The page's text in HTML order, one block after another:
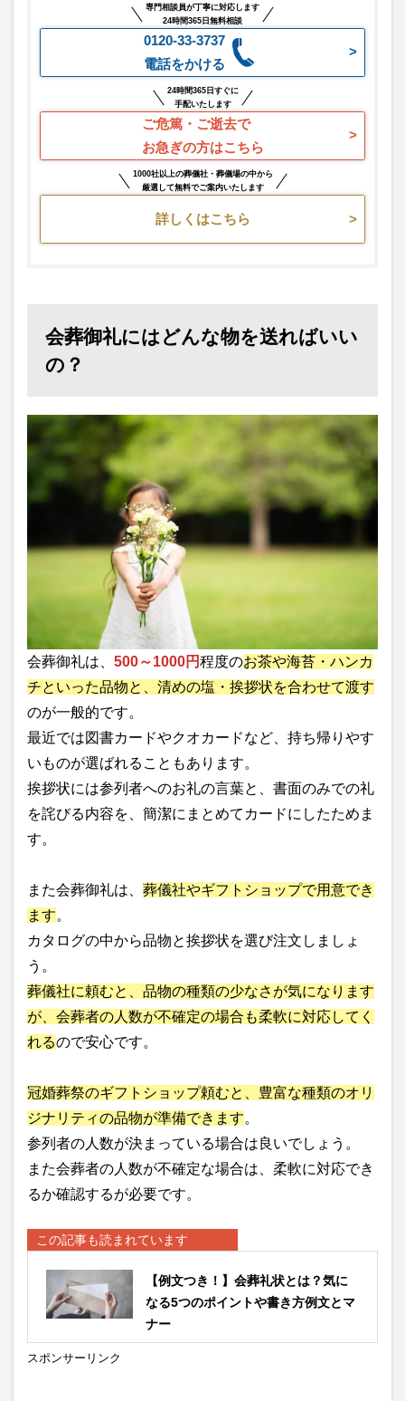
専門相談員が丁寧に対応します
24時間365日無料相談
0120-33-3737
電話をかける
24時間365日すぐに
手配いたします
ご危篤・ご逝去で
お急ぎの方はこちら
1000社以上の葬儀社・葬儀場の中から
厳選して無料でご案内いたします
詳しくはこちら
会葬御礼にはどんな物を送ればいい
の？
会葬御礼は、 500～1000円程度のお茶や海苔・ハンカ
チといった品物と、清めの塩・挨拶状を合わせて渡す
のが一般的です。
最近では図書カードやクオカードなど、持ち帰りやす
いものが選ばれることもあります。
挨拶状には参列者へのお礼の言葉と、書面のみでの礼
を詫びる内容を、簡潔にまとめてカードにしたためま
す。
また会葬御礼は、 葬儀社やギフトショップで用意でき
ます。
カタログの中から品物と挨拶状を選び注文しましょ
う。
葬儀社に頼むと、品物の種類の少なさが気になります
が、会葬者の人数が不確定の場合も柔軟に対応してく
れるので安心です。
冠婚葬祭のギフトショップ頼むと、豊富な種類のオリ
ジナリティの品物が準備できます。
参列者の人数が決まっている場合は良いでしょう。
また会葬者の人数が不確定な場合は、柔軟に対応でき
るか確認するが必要です。
この記事も読まれています
【例文つき！】会葬礼状とは？気に
なる5つのポイントや書き方例文とマ
ナー
スポンサーリンク